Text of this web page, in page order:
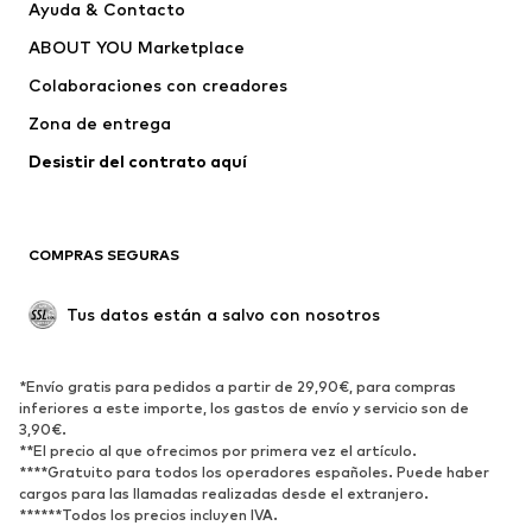
Chay
Ayuda & Contacto
ABOUT YOU Marketplace
Colaboraciones con creadores
Zona de entrega
Desistir del contrato aquí
COMPRAS SEGURAS
Tus datos están a salvo con nosotros
*Envío gratis para pedidos a partir de 29,90€, para compras
inferiores a este importe, los gastos de envío y servicio son de
3,90€.
**El precio al que ofrecimos por primera vez el artículo.
****Gratuito para todos los operadores españoles. Puede haber
cargos para las llamadas realizadas desde el extranjero.
******Todos los precios incluyen IVA.